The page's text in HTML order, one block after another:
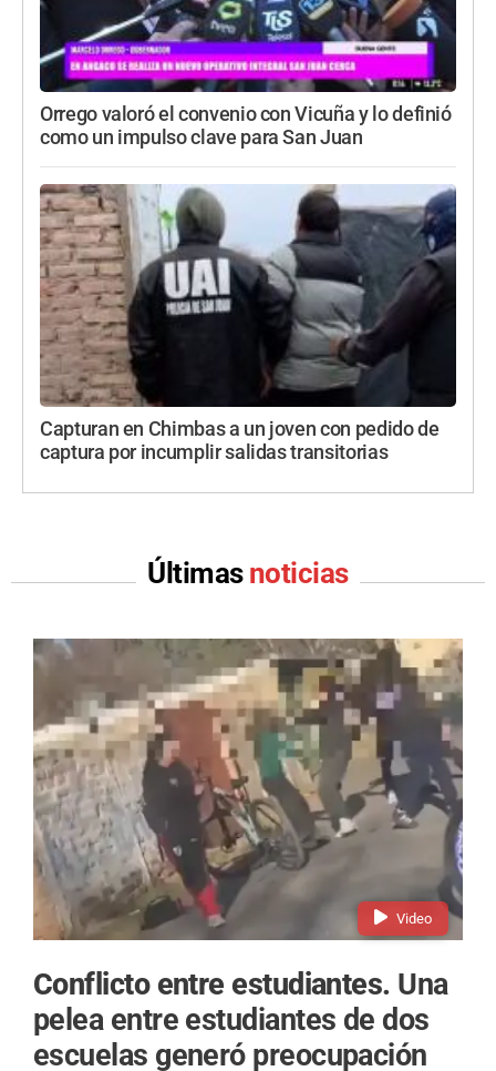
Orrego valoró el convenio con Vicuña y lo definió
como un impulso clave para San Juan
Capturan en Chimbas a un joven con pedido de
captura por incumplir salidas transitorias
Últimas noticias
Video
Conflicto entre estudiantes. Una
pelea entre estudiantes de dos
escuelas generó preocupación